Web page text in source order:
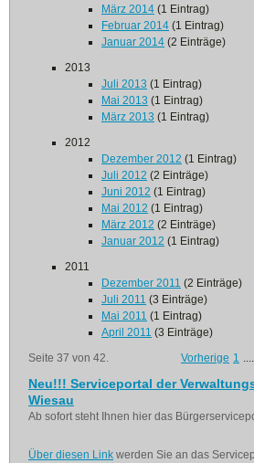
März 2014 (1 Eintrag)
Februar 2014 (1 Eintrag)
Januar 2014 (2 Einträge)
2013
Juli 2013 (1 Eintrag)
Mai 2013 (1 Eintrag)
März 2013 (1 Eintrag)
2012
Dezember 2012 (1 Eintrag)
Juli 2012 (2 Einträge)
Juni 2012 (1 Eintrag)
Mai 2012 (1 Eintrag)
März 2012 (2 Einträge)
Januar 2012 (1 Eintrag)
2011
Dezember 2011 (2 Einträge)
Juli 2011 (3 Einträge)
Mai 2011 (1 Eintrag)
April 2011 (3 Einträge)
Seite 37 von 42.
Vorherige 1 ....
Neu!!! Serviceportal der
Wiesau
Ab sofort steht Ihnen hier das
Über diesen Link werden Sie an das